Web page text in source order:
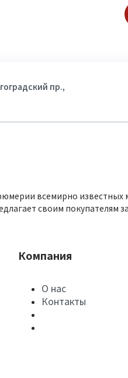
пр.,
всемирно известных
своим покупателям
Компания
О нас
Контакты